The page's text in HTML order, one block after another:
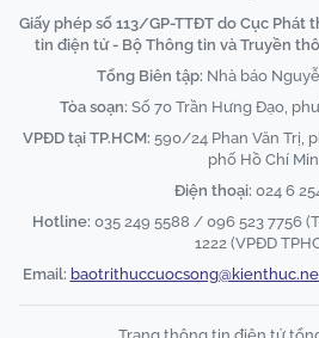
Giấy phép số 113/GP-TTĐT do Cục Phát
tin điện tử - Bộ Thông tin và Truyền
Tổng Biên tập: Nhà báo
Tòa soạn: Số 70 Trần Hưng Đạo,
VPĐD tại TP.HCM: 590/24 Phan Văn Trị,
phố Hồ Chí
Điện thoại: 024 6
Hotline: 035 249 5588 / 096 523 7756
1222 (VPĐD
Email: